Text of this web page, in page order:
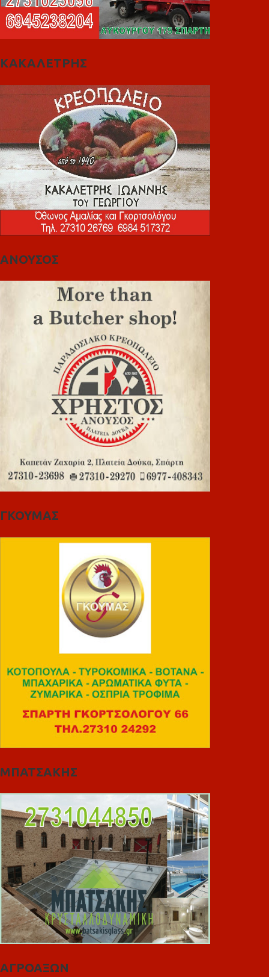
ΚΑΚΑΛΕΤΡΗΣ
ΑΝΟΥΣΟΣ
ΓΚΟΥΜΑΣ
ΜΠΑΤΣΑΚΗΣ
ΑΓΡΟΑΞΩΝ